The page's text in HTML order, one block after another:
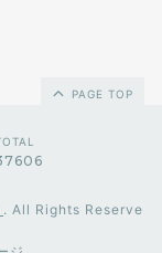
PAGE TOP
. All Rights Reserve